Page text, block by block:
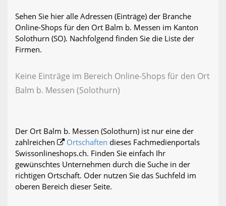
Sehen Sie hier alle Adressen (Einträge) der Branche
Online-Shops für den Ort Balm b. Messen im Kanton
Solothurn (SO). Nachfolgend finden Sie die Liste der
Firmen.
Keine Einträge im Bereich Online-Shops für den Ort
Balm b. Messen (Solothurn)
Der Ort Balm b. Messen (Solothurn) ist nur eine der
zahlreichen
Ortschaften dieses Fachmedienportals
Swissonlineshops.ch. Finden Sie einfach Ihr
gewünschtes Unternehmen durch die Suche in der
richtigen Ortschaft. Oder nutzen Sie das Suchfeld im
oberen Bereich dieser Seite.